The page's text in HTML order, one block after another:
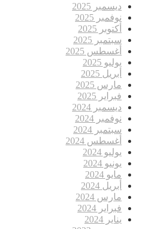
ديسمبر 2025
نوفمبر 2025
أكتوبر 2025
سبتمبر 2025
أغسطس 2025
يوليو 2025
أبريل 2025
مارس 2025
فبراير 2025
ديسمبر 2024
نوفمبر 2024
سبتمبر 2024
أغسطس 2024
يوليو 2024
يونيو 2024
مايو 2024
أبريل 2024
مارس 2024
فبراير 2024
يناير 2024